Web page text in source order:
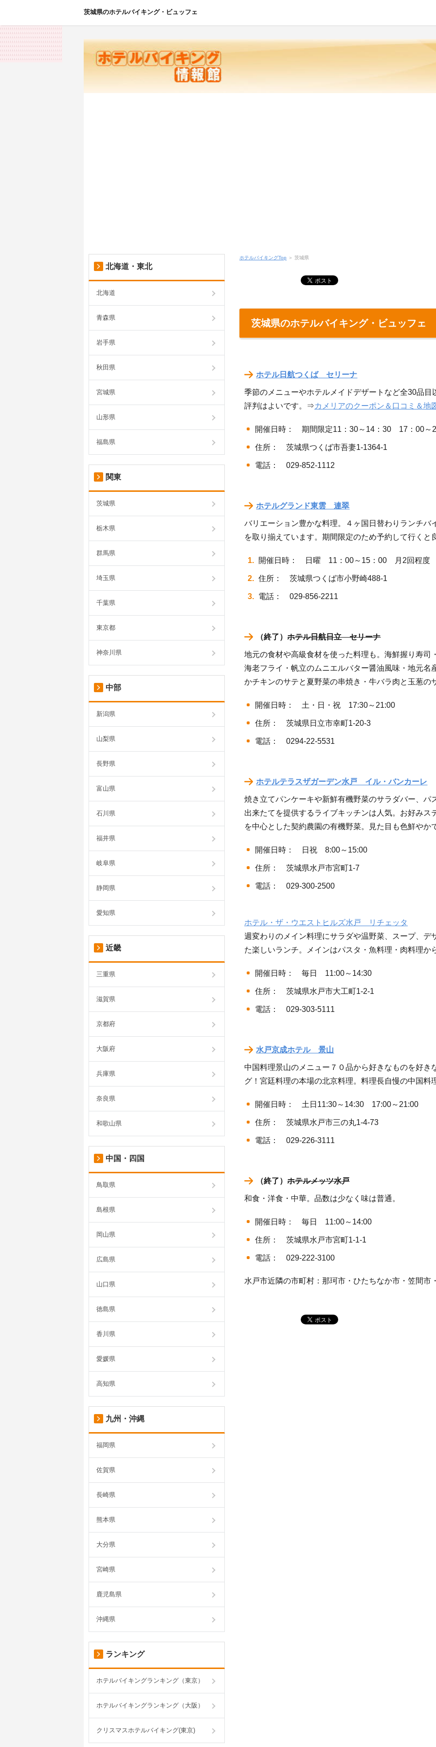
茨城県のホテルバイキング・ビュッフェ
ホテルバイキングTop ＞ 茨城県
茨城県のホテルバイキング・ビュッフェ
ホテル日航つくば セリーナ
季節のメニューやホテルメイドデザートなど全30品
評判はよいです。⇒カメリアのクーポン＆口コミ＆地
開催日時： 期間限定11：30～14：30 17：00～
住所： 茨城県つくば市吾妻1-1364-1
電話： 029-852-1112
ホテルグランド東雲 連翠
バリエーション豊かな料理。４ヶ国日替わりランチバ
を取り揃えています。期間限定のため予約して行くと
開催日時： 日曜 11：00～15：00 月2回程度
住所： 茨城県つくば市小野崎488-1
電話： 029-856-2211
（終了）ホテル日航日立 セリーナ
地元の食材や高級食材を使った料理も。海鮮握り寿司
海老フライ・帆立のムニエルバター醤油風味・地元名
かチキンのサテと夏野菜の串焼き・牛バラ肉と玉葱の
開催日時： 土・日・祝 17:30～21:00
住所： 茨城県日立市幸町1-20-3
電話： 0294-22-5531
ホテルテラスザガーデン水戸 イル・バンカーレ
焼き立てパンケーキや新鮮有機野菜のサラダバー、パ
出来たてを提供するライブキッチンは人気。お好みス
を中心とした契約農園の有機野菜。見た目も色鮮やか
開催日時： 日祝 8:00～15:00
住所： 茨城県水戸市宮町1-7
電話： 029-300-2500
ホテル・ザ・ウエストヒルズ水戸 リチェッタ
週変わりのメイン料理にサラダや温野菜、スープ、デ
た楽しいランチ。メインはパスタ・魚料理・肉料理か
開催日時： 毎日 11:00～14:30
住所： 茨城県水戸市大工町1-2-1
電話： 029-303-5111
水戸京成ホテル 景山
中国料理景山のメニュー７０品から好きなものを好き
グ！宮廷料理の本場の北京料理。料理長自慢の中国料
開催日時： 土日11:30～14:30 17:00～21:00
住所： 茨城県水戸市三の丸1-4-73
電話： 029-226-3111
（終了）ホテルメッツ水戸
和食・洋食・中華。品数は少なく味は普通。
開催日時： 毎日 11:00～14:00
住所： 茨城県水戸市宮町1-1-1
電話： 029-222-3100
水戸市近隣の市町村：那珂市・ひたちなか市・笠間市
北海道・東北
北海道
青森県
岩手県
秋田県
宮城県
山形県
福島県
関東
茨城県
栃木県
群馬県
埼玉県
千葉県
東京都
神奈川県
中部
新潟県
山梨県
長野県
富山県
石川県
福井県
岐阜県
静岡県
愛知県
近畿
三重県
滋賀県
京都府
大阪府
兵庫県
奈良県
和歌山県
中国・四国
鳥取県
島根県
岡山県
広島県
山口県
徳島県
香川県
愛媛県
高知県
九州・沖縄
福岡県
佐賀県
長崎県
熊本県
大分県
宮崎県
鹿児島県
沖縄県
ランキング
ホテルバイキングランキング（東京）
ホテルバイキングランキング（大阪）
クリスマスホテルバイキング(東京)